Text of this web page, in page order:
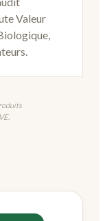
Valeur